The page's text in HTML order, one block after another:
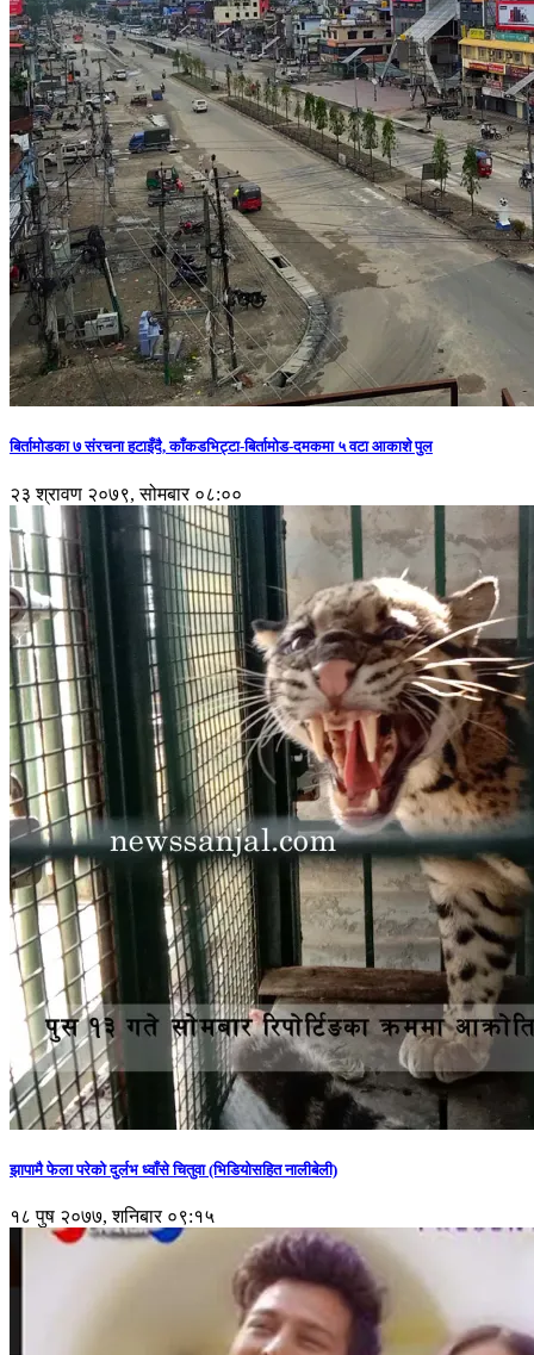
बिर्तामोडका ७ संरचना हटाइँदै, काँकडभिट्टा-बिर्तामोड-दमकमा ५ वटा आकाशे पुल
२३ श्रावण २०७९, सोमबार ०८:००
झापामै फेला परेको दुर्लभ ध्वाँसे चितुवा (भिडियोसहित नालीबेली)
१८ पुष २०७७, शनिबार ०९:१५